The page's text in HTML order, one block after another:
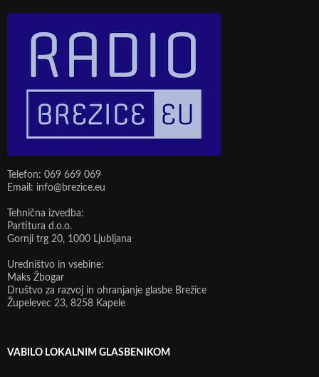
Telefon: 069 669 069
Email: info@brezice.eu
Tehnična izvedba:
Partitura d.o.o.
Gornji trg 20, 1000 Ljubljana
Uredništvo in vsebine:
Maks Žbogar
Društvo za razvoj in ohranjanje glasbe Brežice
Župelevec 23, 8258 Kapele
VABILO LOKALNIM GLASBENIKOM